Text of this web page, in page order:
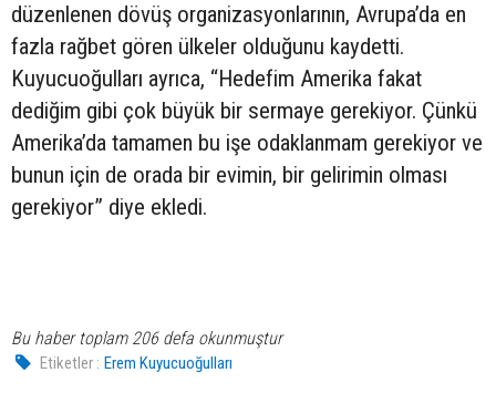
düzenlenen dövüş organizasyonlarının, Avrupa’da en
fazla rağbet gören ülkeler olduğunu kaydetti.
Kuyucuoğulları ayrıca, “Hedefim Amerika fakat
dediğim gibi çok büyük bir sermaye gerekiyor. Çünkü
Amerika’da tamamen bu işe odaklanmam gerekiyor ve
bunun için de orada bir evimin, bir gelirimin olması
gerekiyor” diye ekledi.
Bu haber toplam 206 defa okunmuştur
Etiketler : Erem Kuyucuoğulları